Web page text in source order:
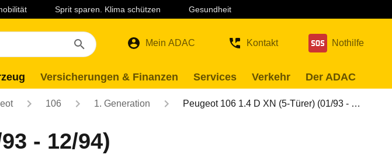
Sprit sparen. Klima schützen Gesundheit
Mein ADAC Kontakt Nothilfe
Versicherungen & Finanzen Services Verkehr Der ADAC
106 1. Generation Peugeot 106 1.4 D XN (5-Türer) (01/93 - …
- 12/94)